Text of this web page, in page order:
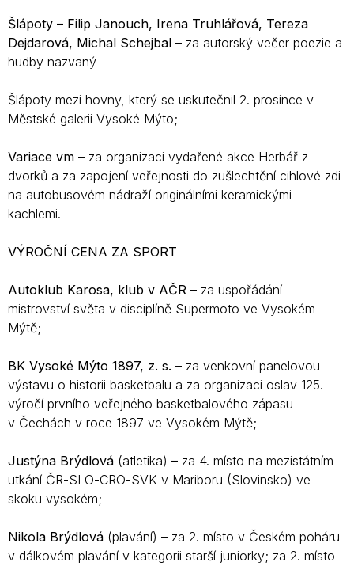
Šlápoty – Filip Janouch, Irena Truhlářová, Tereza
Dejdarová, Michal Schejbal – za autorský večer poezie a
hudby nazvaný
Šlápoty mezi hovny, který se uskutečnil 2. prosince v
Městské galerii Vysoké Mýto;
Variace vm – za organizaci vydařené akce Herbář z
dvorků a za zapojení veřejnosti do zušlechtění cihlové zdi
na autobusovém nádraží originálními keramickými
kachlemi.
VÝROČNÍ CENA ZA SPORT
Autoklub Karosa, klub v AČR – za uspořádání
mistrovství světa v disciplíně Supermoto ve Vysokém
Mýtě;
BK Vysoké Mýto 1897, z. s. – za venkovní panelovou
výstavu o historii basketbalu a za organizaci oslav 125.
výročí prvního veřejného basketbalového zápasu
v Čechách v roce 1897 ve Vysokém Mýtě;
Justýna Brýdlová (atletika) – za 4. místo na mezistátním
utkání ČR-SLO-CRO-SVK v Mariboru (Slovinsko) ve
skoku vysokém;
Nikola Brýdlová (plavání) – za 2. místo v Českém poháru
v dálkovém plavání v kategorii starší juniorky; za 2. místo